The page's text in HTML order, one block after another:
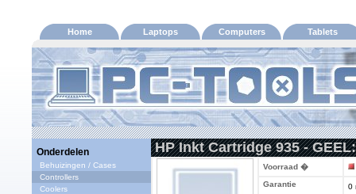
Home Laptops Computers Tablets
Onderdelen
Behuizingen / Cases
Controllers
Coolers
HP Inkt Cartridge 935 - GEEL:
Voorraad �
Garantie
0